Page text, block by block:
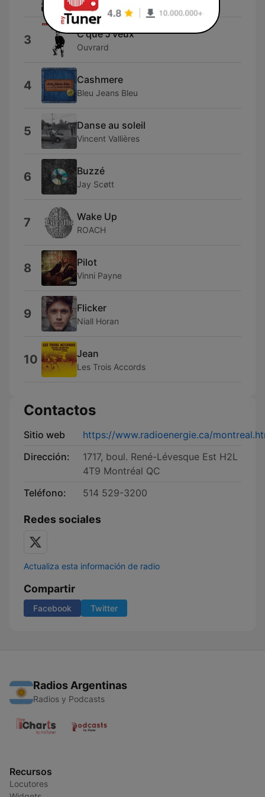
3 C'que J'veux
Ouvrard
4 Cashmere
Bleu Jeans Bleu
5 Danse au soleil
Vincent Vallières
6 Buzzé
Jay Scøtt
7 Wake Up
ROACH
8 Pilot
Vinni Payne
9 Flicker
Niall Horan
10 Jean
Les Trois Accords
Contactos
Sitio web
https://www.radioenergie.ca/
Dirección:
1717, boul. René-Lévesque Est H2L
4T9 Montréal QC
Teléfono:
514 529-3200
Redes sociales
Actualiza esta información de radio
Compartir
Facebook Twitter
Radios Argentinas
Radios y Podcasts
Recursos
Locutores